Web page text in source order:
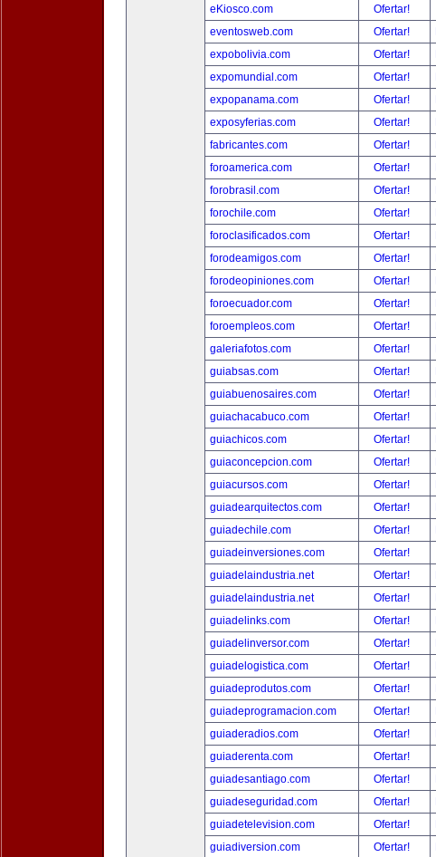
eKiosco.com
Ofertar!
eventosweb.com
Ofertar!
expobolivia.com
Ofertar!
expomundial.com
Ofertar!
expopanama.com
Ofertar!
exposyferias.com
Ofertar!
fabricantes.com
Ofertar!
foroamerica.com
Ofertar!
forobrasil.com
Ofertar!
forochile.com
Ofertar!
foroclasificados.com
Ofertar!
forodeamigos.com
Ofertar!
forodeopiniones.com
Ofertar!
foroecuador.com
Ofertar!
foroempleos.com
Ofertar!
galeriafotos.com
Ofertar!
guiabsas.com
Ofertar!
guiabuenosaires.com
Ofertar!
guiachacabuco.com
Ofertar!
guiachicos.com
Ofertar!
guiaconcepcion.com
Ofertar!
guiacursos.com
Ofertar!
guiadearquitectos.com
Ofertar!
guiadechile.com
Ofertar!
guiadeinversiones.com
Ofertar!
guiadelaindustria.net
Ofertar!
guiadelaindustria.net
Ofertar!
guiadelinks.com
Ofertar!
guiadelinversor.com
Ofertar!
guiadelogistica.com
Ofertar!
guiadeprodutos.com
Ofertar!
guiadeprogramacion.com
Ofertar!
guiaderadios.com
Ofertar!
guiaderenta.com
Ofertar!
guiadesantiago.com
Ofertar!
guiadeseguridad.com
Ofertar!
guiadetelevision.com
Ofertar!
guiadiversion.com
Ofertar!